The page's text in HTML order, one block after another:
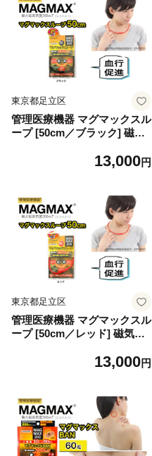
東京都足立区
管理医療機器 マグマックスル
ープ [50cm／ブラック] 磁気
用 最大磁束密度200mT メン
13,000円
東京都足立区
管理医療機器 マグマックスル
ープ [50cm／レッド] 磁気ネ
最大磁束密度200mT メン
13,000円